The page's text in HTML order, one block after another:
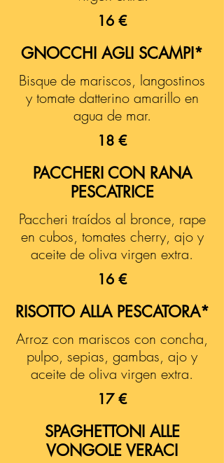
16 €
GNOCCHI AGLI SCAMPI*
Bisque de mariscos, langostinos
y tomate datterino amarillo en
agua de mar.
18 €
PACCHERI CON RANA
PESCATRICE
Paccheri traídos al bronce, rape
en cubos, tomates cherry, ajo y
aceite de oliva virgen extra.
16 €
RISOTTO ALLA PESCATORA*
Arroz con mariscos con concha,
pulpo, sepias, gambas, ajo y
aceite de oliva virgen extra.
17 €
SPAGHETTONI ALLE
VONGOLE VERACI